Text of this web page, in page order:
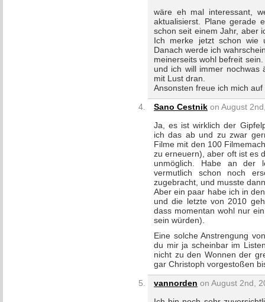
wäre eh mal interessant,
aktualisierst. Plane gerade
schon seit einem Jahr, aber
Ich merke jetzt schon wie
Danach werde ich
meinerseits wohl befreit
und ich will immer nochwas
mit Lust dran.
Ansonsten freue ich mich
Sano Cestnik on August
Ja, es ist wirklich der
ich das ab und zu zwar
Filme mit den 100
zu erneuern), aber oft ist es
unmöglich. Habe an der
vermutlich schon noch
zugebracht, und musste
Aber ein paar habe ich in
und die letzte von 2010
dass momentan wohl nur
sein würden).
Eine solche Anstrengung
du mir ja scheinbar im
nicht zu den Wonnen der
gar Christoph vorgestoßen
vannorden on August 2nd,